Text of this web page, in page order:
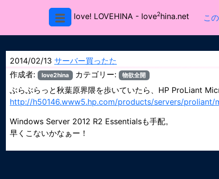
love! LOVEHINA - love2hina.net こ
2014/02/13 サーバー買ったた
作成者:
love2hina カテゴリー: 物欲全開
ぶらぶらっと秋葉原界隈を歩いていたら、HP ProLiant
http://h50146.www5.hp.com/products/servers/proliant/
Windows Server 2012 R2 Essentialsも手配。
早くこないかなぁー！